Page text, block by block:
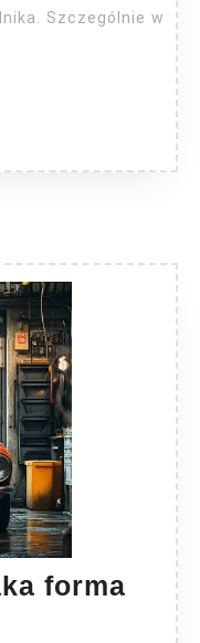
Szczególnie w
forma